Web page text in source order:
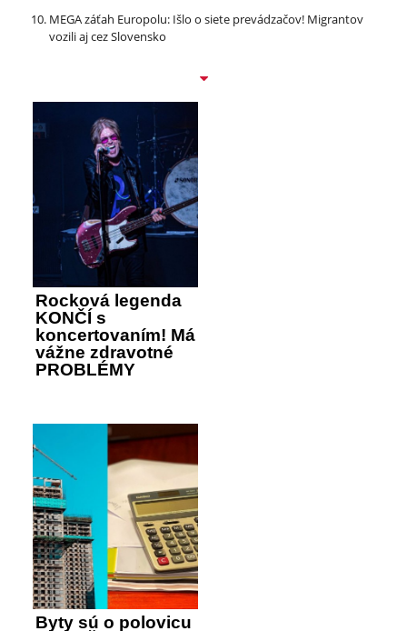
MEGA záťah Europolu: Išlo o siete prevádzačov! Migrantov
vozili aj cez Slovensko
Rocková legenda
KONČÍ s
koncertovaním! Má
vážne zdravotné
PROBLÉMY
Byty sú o polovicu